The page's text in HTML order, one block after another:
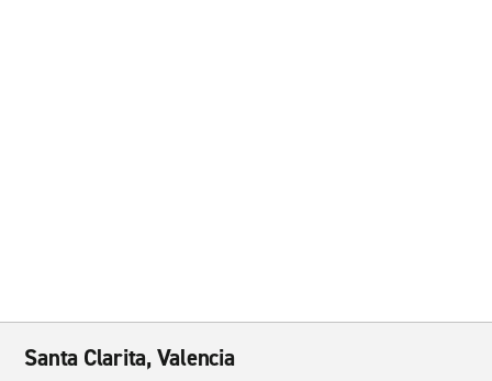
Santa Clarita, Valencia